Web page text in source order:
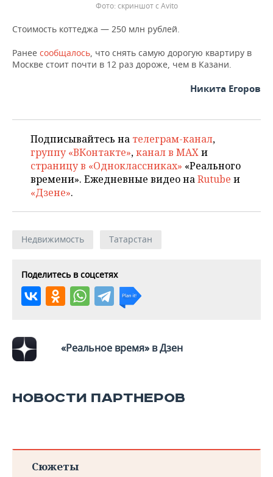
скриншот с Avito
Стоимость коттеджа — 250 млн рублей.
Ранее сообщалось, что снять самую дорогую квартиру в
Москве стоит почти в 12 раз дороже, чем в Казани.
Никита Егоров
Подписывайтесь на телеграм-канал,
группу «ВКонтакте»,канал в MAXи
страницу в «Одноклассниках» «Реального
времени». Ежедневные видео наRutube и
«Дзене».
Недвижимость Татарстан
Поделитесь в соцсетях
«Реальное время» в Дзен
НОВОСТИ ПАРТНЕРОВ
Сюжеты